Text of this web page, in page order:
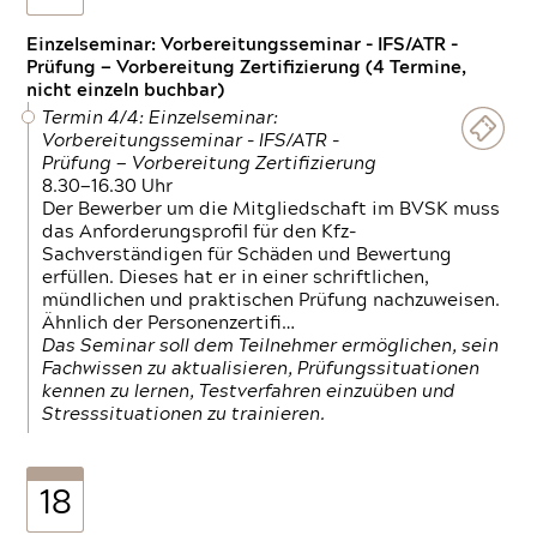
Einzelseminar: Vorbereitungsseminar - IFS/ATR -
Prüfung — Vorbereitung Zertifizierung (4 Termine,
nicht einzeln buchbar)
Termin 4/4: Einzelseminar:
Vorbereitungsseminar - IFS/ATR -
Prüfung — Vorbereitung Zertifizierung
8.30—16.30 Uhr
Der Bewerber um die Mitgliedschaft im BVSK muss
das Anforderungsprofil für den Kfz-
Sachverständigen für Schäden und Bewertung
erfüllen. Dieses hat er in einer schriftlichen,
mündlichen und praktischen Prüfung nachzuweisen.
Ähnlich der Personenzertifi…
Das Seminar soll dem Teilnehmer ermöglichen, sein
Fachwissen zu aktualisieren, Prüfungssituationen
kennen zu lernen, Testverfahren einzuüben und
Stresssituationen zu trainieren.
18